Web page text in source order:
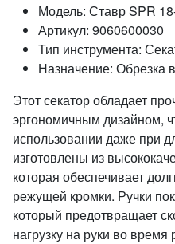
Модель: Ставр SPR
Артикул: 9060600030
Тип инструмента:
Назначение: Обрезка
Этот секатор обладает
эргономичным дизайном,
использовании даже при
изготовлены из
которая обеспечивает
режущей кромки. Ручки
который предотвращает
нагрузку на руки во время